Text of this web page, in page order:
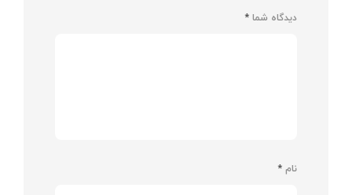
دیدگاه شما *
نام *